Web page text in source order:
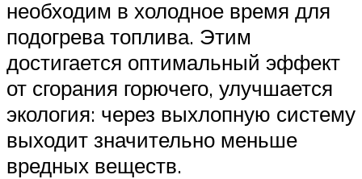
необходим в холодное время для
подогрева топлива. Этим
достигается оптимальный эффект
от сгорания горючего, улучшается
экология: через выхлопную систему
выходит значительно меньше
вредных веществ.